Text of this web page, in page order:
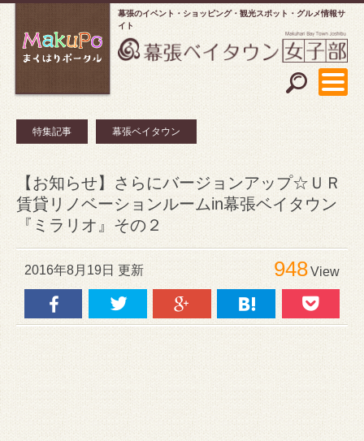
幕張のイベント・ショッピング
観光スポット・グルメ情報サ
イト
特集記事 幕張ベイタウン
【お知らせ】さらにバージョンアップ☆ＵＲ
賃貸リノベーションルームin幕張ベイタウン
『ミラリオ』その２
2016年8月19日 更新 948View